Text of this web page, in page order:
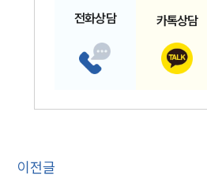
전화상담 카톡상담
이전글